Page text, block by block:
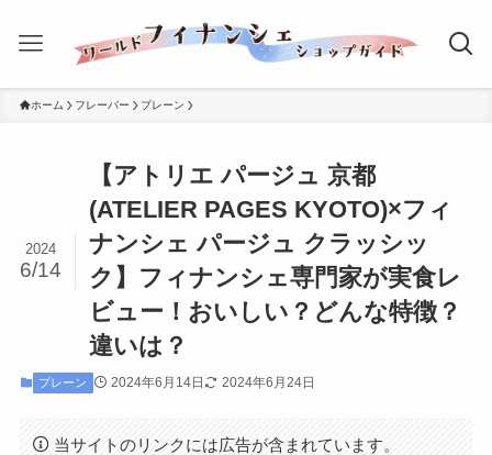
ホーム フレーバー プレーン
【アトリエ パージュ 京都
(ATELIER PAGES KYOTO)×フィ
ナンシェ パージュ クラッシッ
ク】フィナンシェ専門家が実食レ
ビュー！おいしい？どんな特徴？
違いは？
2024
6/14
プレーン 2024年6月14日 2024年6月24日
当サイトのリンクには広告が含まれています。